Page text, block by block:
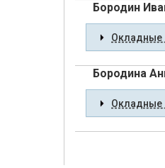
Бородин
Окладные
Бородина
Окладные